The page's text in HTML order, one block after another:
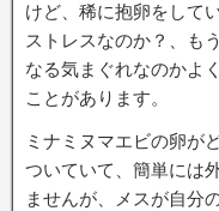
けど、稀に抱卵をして
ストレスなのか？、も
なる気まぐれなのかよ
ことがあります。
ミナミヌマエビの卵が
ついていて、簡単には
ませんが、メスが自分